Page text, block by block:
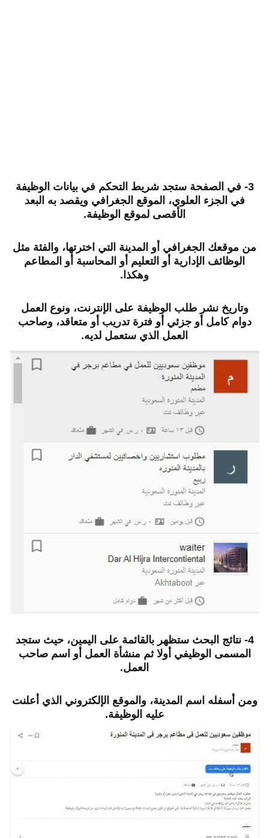
3- في الصفحة ستجد شريط التحكم في بيانات الوظيفة
في الجزء العلوي، الموقع الجغرافي ويقصد به البعد
الأقصى لموقع الوظيفة.
من موقعك الجغرافي أو المدينة التي اخترتها، والفئة مثل
الوظائف الإدارية أو التعليم أو المحاسبة أو المطاعم
وهكذا.
وتاريخ نشر طلب الوظيفة على الإنترنت، ونوع العمل
دوام كامل أو جزئي أو فترة تدريب أو متعاقد، وصاحب
العمل الذي ستعمل لديه.
4- نتائج البحث ستظهر بالقائمة على اليمين، حيث ستجد
المسمى الوظيفي أولا ثم منشأة العمل أو اسم صاحب
العمل.
ومن أسفله اسم المدينة، والموقع الإلكتروني الذي أعلنت
عليه الوظيفة.